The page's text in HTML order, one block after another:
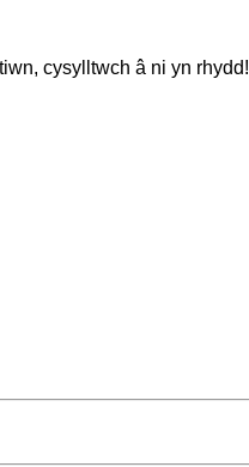
cysylltwch â ni yn rhydd!